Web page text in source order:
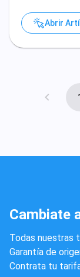
Abrir
Cambiate
Todas nuestras
Garantía de
Contrata tu